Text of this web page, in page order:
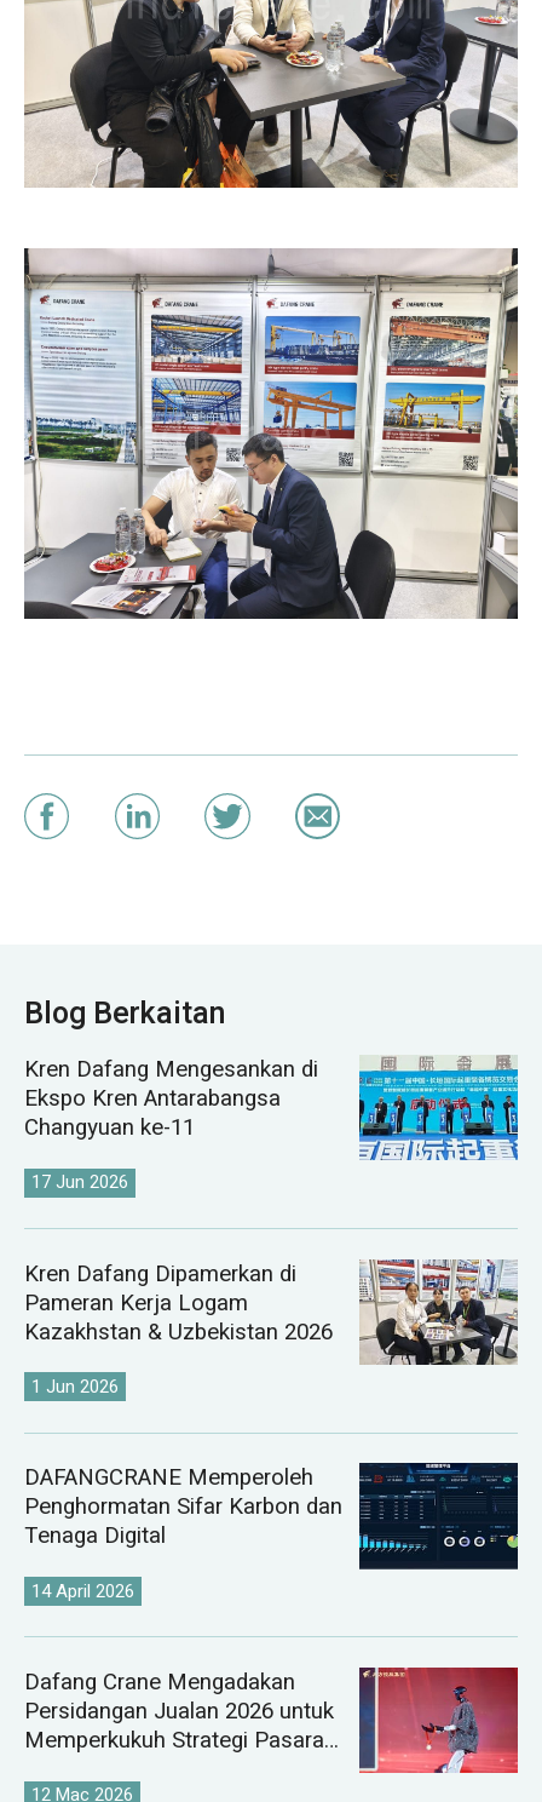
Blog Berkaitan
Kren Dafang Mengesankan di
Ekspo Kren Antarabangsa
Changyuan ke-11
17 Jun 2026
Kren Dafang Dipamerkan di
Pameran Kerja Logam
Kazakhstan & Uzbekistan 2026
1 Jun 2026
DAFANGCRANE Memperoleh
Penghormatan Sifar Karbon dan
Tenaga Digital
14 April 2026
Dafang Crane Mengadakan
Persidangan Jualan 2026 untuk
Memperkukuh Strategi Pasaran
12 Mac 2026